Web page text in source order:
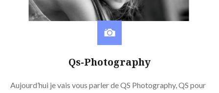
Qs-Photography
Aujourd’hui je vais vous parler de QS Photography, QS pour